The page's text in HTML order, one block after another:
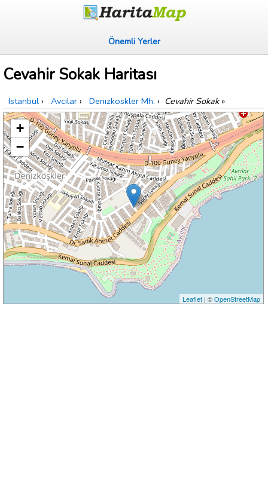
Önemli Yerler
Cevahir Sokak Haritası
Istanbul › Avcılar › Denızkoskler Mh. › Cevahir Sokak»
+
−
Leaflet| ©OpenStreetMap